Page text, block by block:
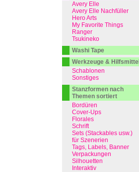
Avery Elle
Avery Elle Nachfüller
Hero Arts
My Favorite Things
Ranger
Tsukineko
Washi Tape
Werkzeuge & Hilfsmittel
Schablonen
Sonstiges
Stanzformen nach
Themen sortiert
Bordüren
Cover-Ups
Florales
Schrift
Sets (Stackables usw.)
für Szenerien
Tags, Labels, Banner
Verpackungen
Silhouetten
Interaktiv